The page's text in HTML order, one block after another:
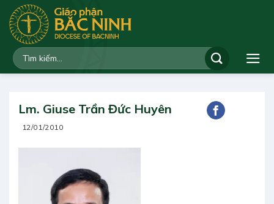
qua
dung
Lm. Giuse Trần Đức Huyên
12/01/2010